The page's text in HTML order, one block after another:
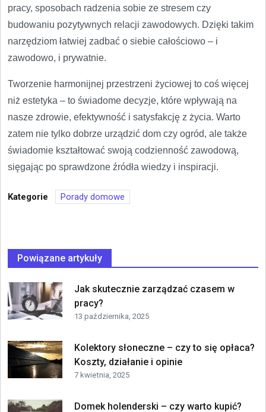
pracy, sposobach radzenia sobie ze stresem czy
budowaniu pozytywnych relacji zawodowych. Dzięki takim
narzędziom łatwiej zadbać o siebie całościowo – i
zawodowo, i prywatnie.
Tworzenie harmonijnej przestrzeni życiowej to coś więcej
niż estetyka – to świadome decyzje, które wpływają na
nasze zdrowie, efektywność i satysfakcję z życia. Warto
zatem nie tylko dobrze urządzić dom czy ogród, ale także
świadomie kształtować swoją codzienność zawodową,
sięgając po sprawdzone źródła wiedzy i inspiracji.
Kategorie Porady domowe
Powiązane artykuły
Jak skutecznie zarządzać czasem w
pracy?
13 października, 2025
Kolektory słoneczne – czy to się opłaca?
Koszty, działanie i opinie
7 kwietnia, 2025
Domek holenderski – czy warto kupić?